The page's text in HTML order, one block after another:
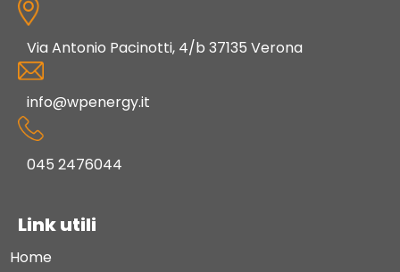
Via Antonio Pacinotti, 4/b 37135 Verona
info@wpenergy.it
045 2476044
Link utili
Home